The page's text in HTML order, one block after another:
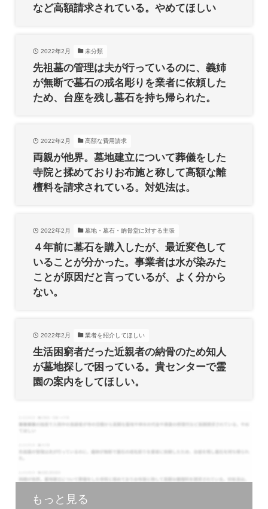
など高額請求されている。やめてほしい
2022年2月 未分類
先祖墓の管理は夫が行っているのに、義姉
が無断で墓石の戒名彫りを業者に依頼した
ため、台座を残し墓石を持ち帰られた。
2022年2月 高額な費用請求
両親が他界。墓地建立について葬儀をした
寺院と揉めておりお布施と称して高額な離
檀料を請求されている。対処法は。
2022年2月 墓地・墓石・納骨堂に対する主張
４年前に墓石を購入したが、最近変色して
いることが分かった。事業者は水が染みた
ことが原因だと言っているが、よく分から
ない。
2022年2月 業者を紹介してほしい
生活困窮者だった近親者の納骨のため知人
が墓地探しで困っている。貴センターで霊
園の案内をしてほしい。
もっと見る